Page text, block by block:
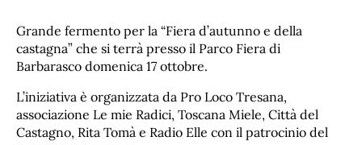
Grande fermento per la “Fiera d’autunno e della
castagna” che si terrà presso il Parco Fiera di
Barbarasco domenica 17 ottobre.
L’iniziativa è organizzata da Pro Loco Tresana,
associazione Le mie Radici, Toscana Miele, Città del
Castagno, Rita Tomà e Radio Elle con il patrocinio del